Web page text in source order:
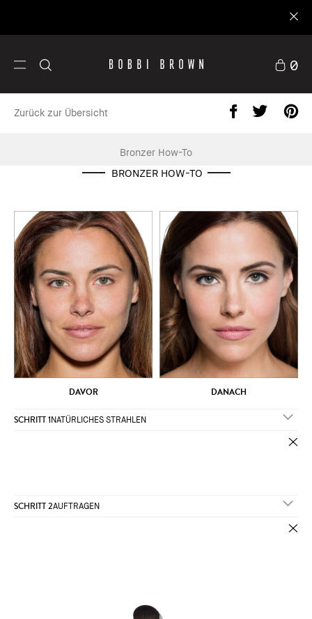
Hautpflege
0
Zurück zur Übersicht
Bronzer How-To
BRONZER HOW-TO
DAVOR DANACH
SCHRITT 1NATÜRLICHES STRAHLEN
SCHRITT 2AUFTRAGEN